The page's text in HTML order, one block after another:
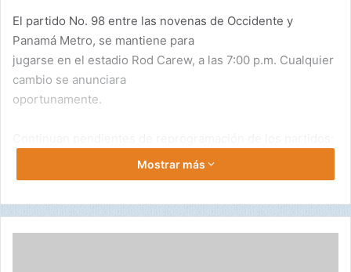
El partido No. 98 entre las novenas de Occidente y
Panamá Metro, se mantiene para
jugarse en el estadio Rod Carew, a las 7:00 p.m. Cualquier
cambio se anunciara
oportunamente.
No. 73 Bocas del Toro vs
Colón y No. 74 Los Santos vs Panamá Metro, la cual será
Se agradece la compresión de los equipos, medios y
afición.
Mostrar más